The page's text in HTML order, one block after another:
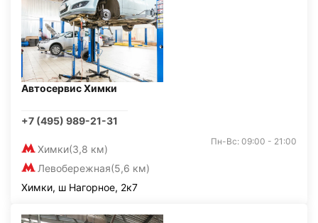
Автосервис Химки
+7 (495) 989-21-31
Химки(3,8 км)
Левобережная(5,6 км)
Пн-Вс: 09:00 - 21:00
Химки, ш Нагорное, 2к7